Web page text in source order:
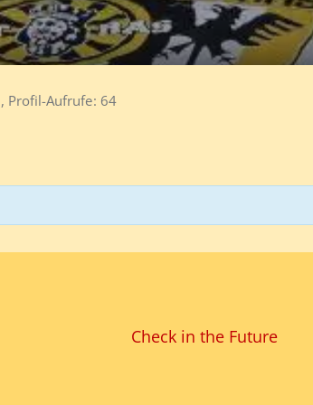
Profil-Aufrufe 64
Check in the Future